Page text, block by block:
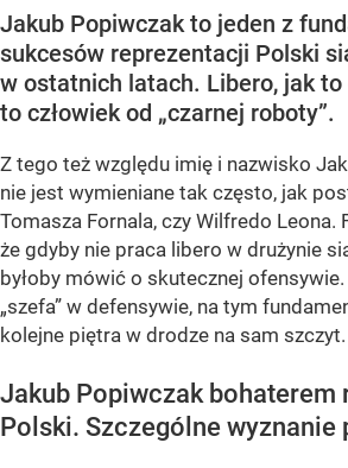
Jakub Popiwczak to jeden z
sukcesów reprezentacji Polski
w ostatnich latach. Libero, jak
to człowiek od „czarnej roboty”.
Z tego też względu imię i nazwisko
nie jest wymieniane tak często, jak
Tomasza Fornala, czy Wilfredo Leona.
że gdyby nie praca libero w drużynie
byłoby mówić o skutecznej
„szefa” w defensywie, na tym
kolejne piętra w drodze na sam szczyt.
Jakub Popiwczak bohaterem
Polski. Szczególne wyznanie